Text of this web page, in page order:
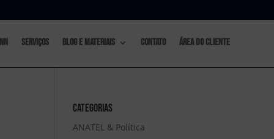
Serviços Blog e materiais Contato Área do Cliente
Categorias
ANATEL & Política